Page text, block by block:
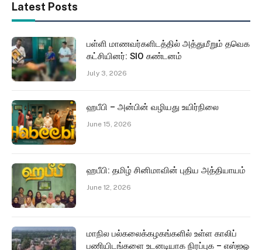
Latest Posts
பள்ளி மாணவர்களிடத்தில் அத்துமீறும் தவெக
கட்சியினர்: SIO கண்டனம்
July 3, 2026
ஹபீபி – அன்பின் வழியது உயிர்நிலை
June 15, 2026
ஹபீபி: தமிழ் சினிமாவின் புதிய அத்தியாயம்
June 12, 2026
மாநில பல்கலைக்கழகங்களில் உள்ள காலிப்
பணியிடங்களை உடனடியாக நிரப்புக – எஸ்ஐஓ